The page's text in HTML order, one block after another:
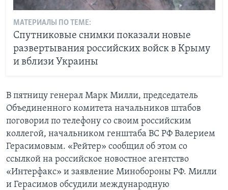
МАТЕРИАЛЫ ПО ТЕМЕ:
Спутниковые снимки показали новые
развертывания российских войск в Крыму
и вблизи Украины
В пятницу генерал Марк Милли, председатель
Объединенного комитета начальников штабов
поговорил по телефону со своим российским
коллегой, начальником генштаба ВС РФ Валерием
Герасимовым. «Рейтер» сообщил об этом со
ссылкой на российское новостное агентство
«Интерфакс» и заявление Минобороны РФ. Милли
и Герасимов обсудили международную